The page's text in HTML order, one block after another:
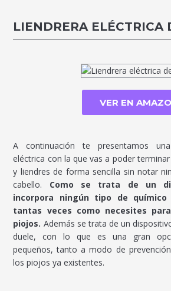
LIENDRERA ELÉCTRICA
VER EN
A continuación te presentamos
eléctrica con la que vas a poder
y liendres de forma sencilla sin notar
cabello. Como se trata de un
incorpora ningún tipo de
tantas veces como necesites
piojos. Además se trata de un
duele, con lo que es una gran
pequeños, tanto a modo de
los piojos ya existentes.